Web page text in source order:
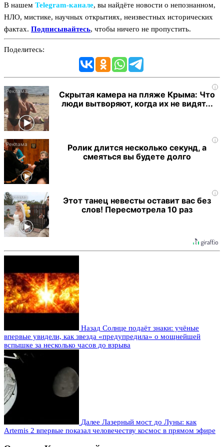
В нашем Telegram‑канале, вы найдёте новости о непознанном,
НЛО, мистике, научных открытиях, неизвестных исторических
фактах. Подписывайтесь, чтобы ничего не пропустить.
Поделитесь:
i
Скрытая камера на пляже Крыма: Что
люди вытворяют, когда их не видят...
i
Ролик длится несколько секунд, а
смеяться вы будете долго
i
Этот танец невесты оставит вас без
слов! Пересмотрела 10 раз
Назад Солнце подаёт знаки: учёные
впервые увидели, как звезда «предупредила» о мощнейшей
вспышке за несколько часов до взрыва
Далее Лазерный мост до Луны: как
Artemis 2 впервые показал человечеству космос в прямом эфире